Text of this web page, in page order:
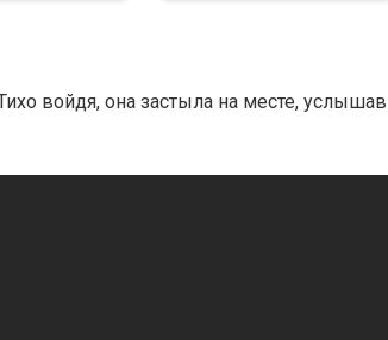
войдя, она застыла на месте, услышав